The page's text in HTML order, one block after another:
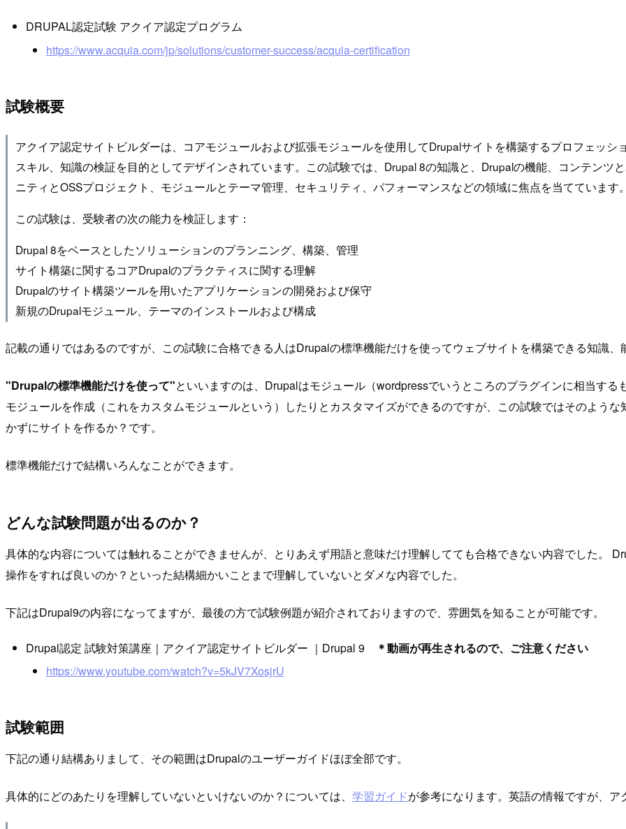
DRUPAL認定試験 アクイア認定プログラム
https://www.acquia.com/jp/solutions/customer-success/acquia-certification
試験概要
アクイア認定サイトビルダーは、コアモジュールおよび拡張モジュールを使用してDrupalサイトを構築するプロフェッ
スキル、知識の検証を目的としてデザインされています。この試験では、Drupal 8の知識と、Drupalの機能、コンテンツ
ニティとOSSプロジェクト、モジュールとテーマ管理、セキュリティ、パフォーマンスなどの領域に焦点を当てています。
この試験は、受験者の次の能力を検証します：
Drupal 8をベースとしたソリューションのプランニング、構築、管理
サイト構築に関するコアDrupalのプラクティスに関する理解
Drupalのサイト構築ツールを用いたアプリケーションの開発および保守
新規のDrupalモジュール、テーマのインストールおよび構成
記載の通りではあるのですが、この試験に合格できる人はDrupalの標準機能だけを使ってウェブサイトを構築できる知識、
"Drupalの標準機能だけを使って"といいますのは、Drupalはモジュール（wordpressでいうところのプラグインに相当す
モジュールを作成（これをカスタムモジュールという）したりとカスタマイズができるのですが、この試験ではそのよう
かずにサイトを作るか？です。
標準機能だけで結構いろんなことができます。
どんな試験問題が出るのか？
具体的な内容については触れることができませんが、とりあえず用語と意味だけ理解してても合格できない内容でした。
操作をすれば良いのか？といった結構細かいことまで理解していないとダメな内容でした。
下記はDrupal9の内容になってますが、最後の方で試験例題が紹介されておりますので、雰囲気を知ることが可能です。
Drupal認定 試験対策講座｜アクイア認定サイトビルダー ｜Drupal 9
＊動画が再生されるので、ご注意ください
https://www.youtube.com/watch?v=5kJV7XosjrU
試験範囲
下記の通り結構ありまして、その範囲はDrupalのユーザーガイドほぼ全部です。
具体的にどのあたりを理解していないといけないのか？については、 学習ガイドが参考になります。英語の情報ですが、ア